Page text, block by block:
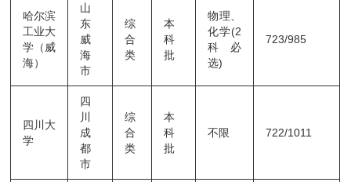
哈尔滨
工业大
学（威
海）
山
东
威
海
市
综
合
类
本
科
批
物理、
化学(2
科必
选)
723/985
四川大
学
四
川
成
都
市
综
合
类
本
科
批
不限 722/1011